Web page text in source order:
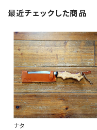
最近チェックした商品
ナタ